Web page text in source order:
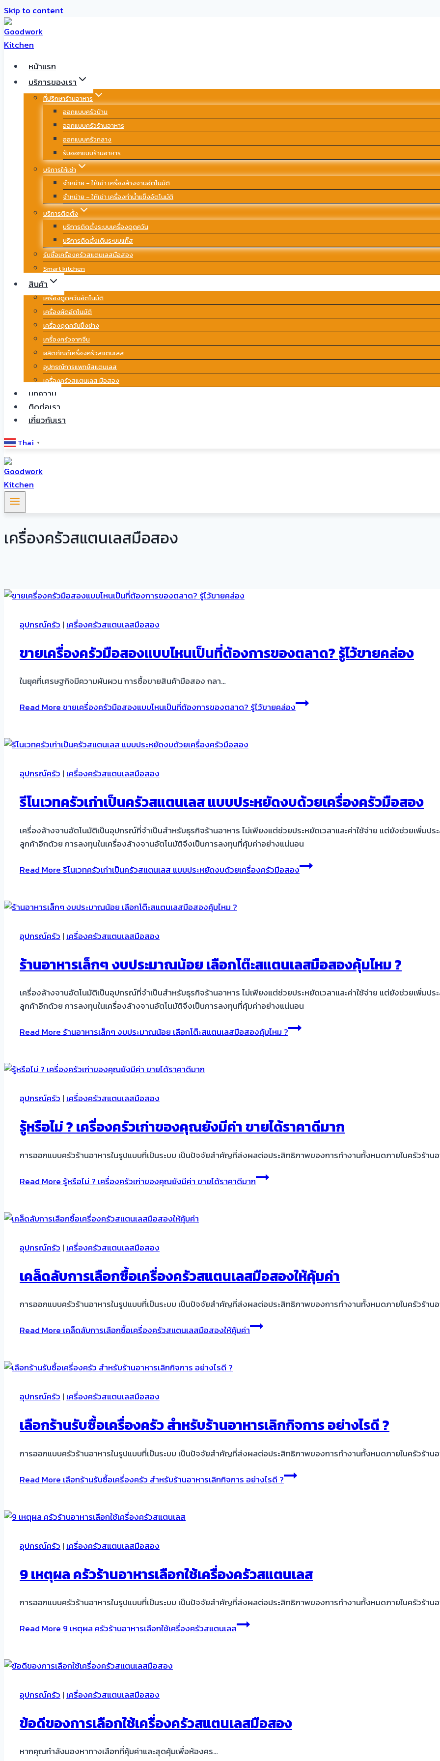
Skip to content
หน้าแรก
บริการของเรา
ที่ปรึกษาร้านอาหาร
ออกแบบครัวบ้าน
ออกแบบครัวร้านอาหาร
ออกแบบครัวกลาง
รับออกแบบร้านอาหาร
บริการให้เช่า
จำหน่าย – ให้เช่า เครื่องล้างจานอัตโนมัติ
จำหน่าย – ให้เช่า เครื่องทำน้ำแข็งอัตโนมัติ
บริการติดตั้ง
บริการติดตั้งระบบเครื่องดูดควัน
บริการติดตั้งเดินระบบแก๊ส
รับซื้อเครื่องครัวสแตนเลสมือสอง
Smart kitchen
สินค้า
เครื่องดูดควันอัตโนมัติ
เครื่องผัดอัตโนมัติ
เครื่องดูดควันปิ้งย่าง
เครื่องครัวจากจีน
ผลิตภัณฑ์เครื่องครัวสแตนเลส
อุปกรณ์การแพทย์สแตนเลส
เครื่องครัวสแตนเลส มือสอง
บทความ
ติดต่อเรา
เกี่ยวกับเรา
Thai ▼
เครื่องครัวสแตนเลสมือสอง
อุปกรณ์ครัว | เครื่องครัวสแตนเลสมือสอง
ขายเครื่องครัวมือสองแบบไหนเป็นที่ต้องการของตลาด? รู้ไว้ขายคล่อง
ในยุคที่เศรษฐกิจมีความผันผวน การซื้อขายสินค้ามือสอง กลา…
Read Moreขายเครื่องครัวมือสองแบบไหนเป็นที่ต้องการของตลาด? รู้ไว้ขายคล่อง
อุปกรณ์ครัว|เครื่องครัวสแตนเลสมือสอง
รีโนเวทครัวเก่าเป็นครัวสแตนเลส แบบประหยัดงบด้วยเครื่องครัวมือสอง
เครื่องล้างจานอัตโนมัติเป็นอุปกรณ์ที่จำเป็นสำหรับธุรกิจร้านอาหาร ไม่เพียงแต่ช่วยประหยัดเวลาและค่าใช้จ่าย แต่ยังช่วยเพิ่มป
ลูกค้าอีกด้วย การลงทุนในเครื่องล้างจานอัตโนมัติจึงเป็นการลงทุนที่คุ้มค่าอย่างแน่นอน
Read Moreรีโนเวทครัวเก่าเป็นครัวสแตนเลส แบบประหยัดงบด้วยเครื่องครัวมือสอง
อุปกรณ์ครัว | เครื่องครัวสแตนเลสมือสอง
ร้านอาหารเล็กๆ งบประมาณน้อย เลือกโต๊ะสแตนเลสมือสองคุ้มไหม ?
เครื่องล้างจานอัตโนมัติเป็นอุปกรณ์ที่จำเป็นสำหรับธุรกิจร้านอาหาร ไม่เพียงแต่ช่วยประหยัดเวลาและค่าใช้จ่าย แต่ยังช่วยเพิ่มป
ลูกค้าอีกด้วย การลงทุนในเครื่องล้างจานอัตโนมัติจึงเป็นการลงทุนที่คุ้มค่าอย่างแน่นอน
Read More ร้านอาหารเล็กๆ งบประมาณน้อย เลือกโต๊ะสแตนเลสมือสองคุ้มไหม ?
อุปกรณ์ครัว | เครื่องครัวสแตนเลสมือสอง
รู้หรือไม่ ? เครื่องครัวเก่าของคุณยังมีค่า ขายได้ราคาดีมาก
การออกแบบครัวร้านอาหารในรูปแบบที่เป็นระบบ เป็นปัจจัยสำคัญที่ส่งผลต่อประสิทธิภาพของการทำงานทั้งหมดภายในครัวร้า
Read More รู้หรือไม่ ? เครื่องครัวเก่าของคุณยังมีค่า ขายได้ราคาดีมาก
อุปกรณ์ครัว | เครื่องครัวสแตนเลสมือสอง
เคล็ดลับการเลือกซื้อเครื่องครัวสแตนเลสมือสองให้คุ้มค่า
การออกแบบครัวร้านอาหารในรูปแบบที่เป็นระบบ เป็นปัจจัยสำคัญที่ส่งผลต่อประสิทธิภาพของการทำงานทั้งหมดภายในครัวร้า
Read More เคล็ดลับการเลือกซื้อเครื่องครัวสแตนเลสมือสองให้คุ้มค่า
อุปกรณ์ครัว | เครื่องครัวสแตนเลสมือสอง
เลือกร้านรับซื้อเครื่องครัว สำหรับร้านอาหารเลิกกิจการ อย่างไรดี ?
การออกแบบครัวร้านอาหารในรูปแบบที่เป็นระบบ เป็นปัจจัยสำคัญที่ส่งผลต่อประสิทธิภาพของการทำงานทั้งหมดภายในครัวร้า
Read More เลือกร้านรับซื้อเครื่องครัว สำหรับร้านอาหารเลิกกิจการ อย่างไรดี ?
อุปกรณ์ครัว | เครื่องครัวสแตนเลสมือสอง
9 เหตุผล ครัวร้านอาหารเลือกใช้เครื่องครัวสแตนเลส
การออกแบบครัวร้านอาหารในรูปแบบที่เป็นระบบ เป็นปัจจัยสำคัญที่ส่งผลต่อประสิทธิภาพของการทำงานทั้งหมดภายในครัวร้า
Read More 9 เหตุผล ครัวร้านอาหารเลือกใช้เครื่องครัวสแตนเลส
อุปกรณ์ครัว | เครื่องครัวสแตนเลสมือสอง
ข้อดีของการเลือกใช้เครื่องครัวสแตนเลสมือสอง
หากคุณกำลังมองหาทางเลือกที่คุ้มค่าและสุดคุ้มเพื่อห้องคร…